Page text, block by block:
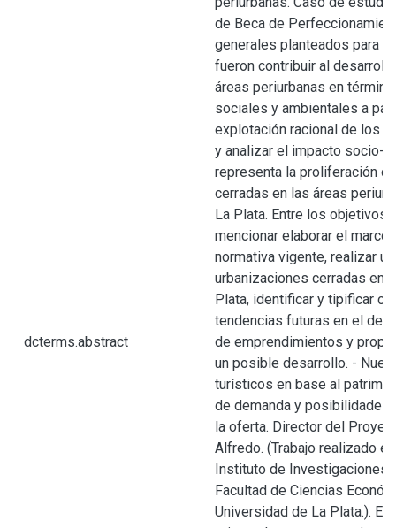
dcterms.abstract
de Beca de
generales planteados para
fueron contribuir al
áreas periurbanas en
sociales y ambientales a
explotación racional de los
y analizar el impacto socio-
representa la proliferación
cerradas en las áreas
La Plata. Entre los objetivos
mencionar elaborar el marco
normativa vigente, realizar
urbanizaciones cerradas en
Plata, identificar y tipificar
tendencias futuras en el
de emprendimientos y
un posible desarrollo. -
turísticos en base al
de demanda y posibilidades
la oferta. Director del
Alfredo. (Trabajo realizado
Instituto de Investigaciones
Facultad de Ciencias
Universidad de La Plata.). El